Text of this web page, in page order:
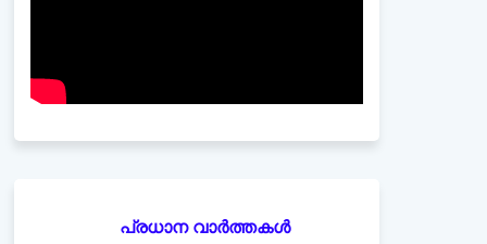
പ്രധാന വാർത്തകൾ